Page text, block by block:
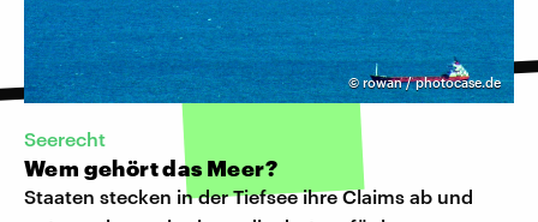
©rowan / photocase.de
Seerecht
Wem gehört das Meer?
Staaten stecken in der Tiefsee ihre Claims ab und